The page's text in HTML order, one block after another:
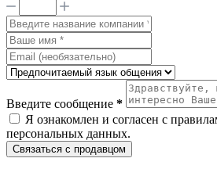
Введите сообщение *
Я ознакомлен и согласен с
персональных данных.
Связаться с продавцом